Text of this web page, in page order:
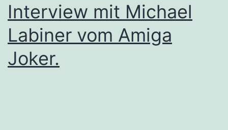
Interview mit Michael
Labiner vom Amiga
Joker.